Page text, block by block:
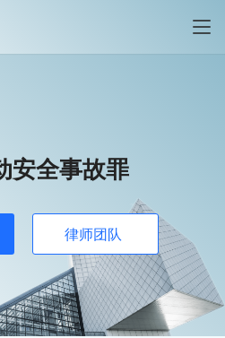
安全事故罪
律师团队